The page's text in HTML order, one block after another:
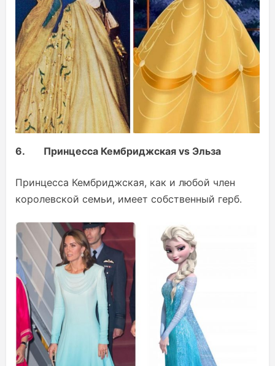
6. Принцесса Кембриджская vs Эльза
Принцесса Кембриджская, как и любой член
королевской семьи, имеет собственный герб.